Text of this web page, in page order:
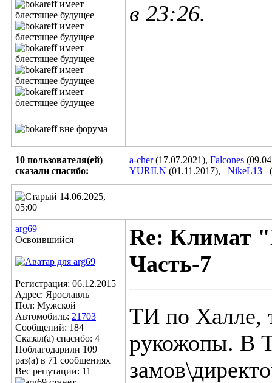
в 23:26.
10 пользователя(ей)
сказали cпасибо:
a-cher(17.07.2021), Falcones
YURII.N (01.11.2017), _NikeL13_
14.06.2025,
05:00
arg69
Освоившийся
Регистрация: 06.12.2015
Адрес: Ярославль
Пол: Мужской
Автомобиль: 21703
Сообщений: 184
Сказал(а) спасибо: 4
Поблагодарили 109
раз(а) в 71 сообщениях
Вес репутации: 11
Re: Климат
Часть-7
ТИ по Халле,
рукожопы. В